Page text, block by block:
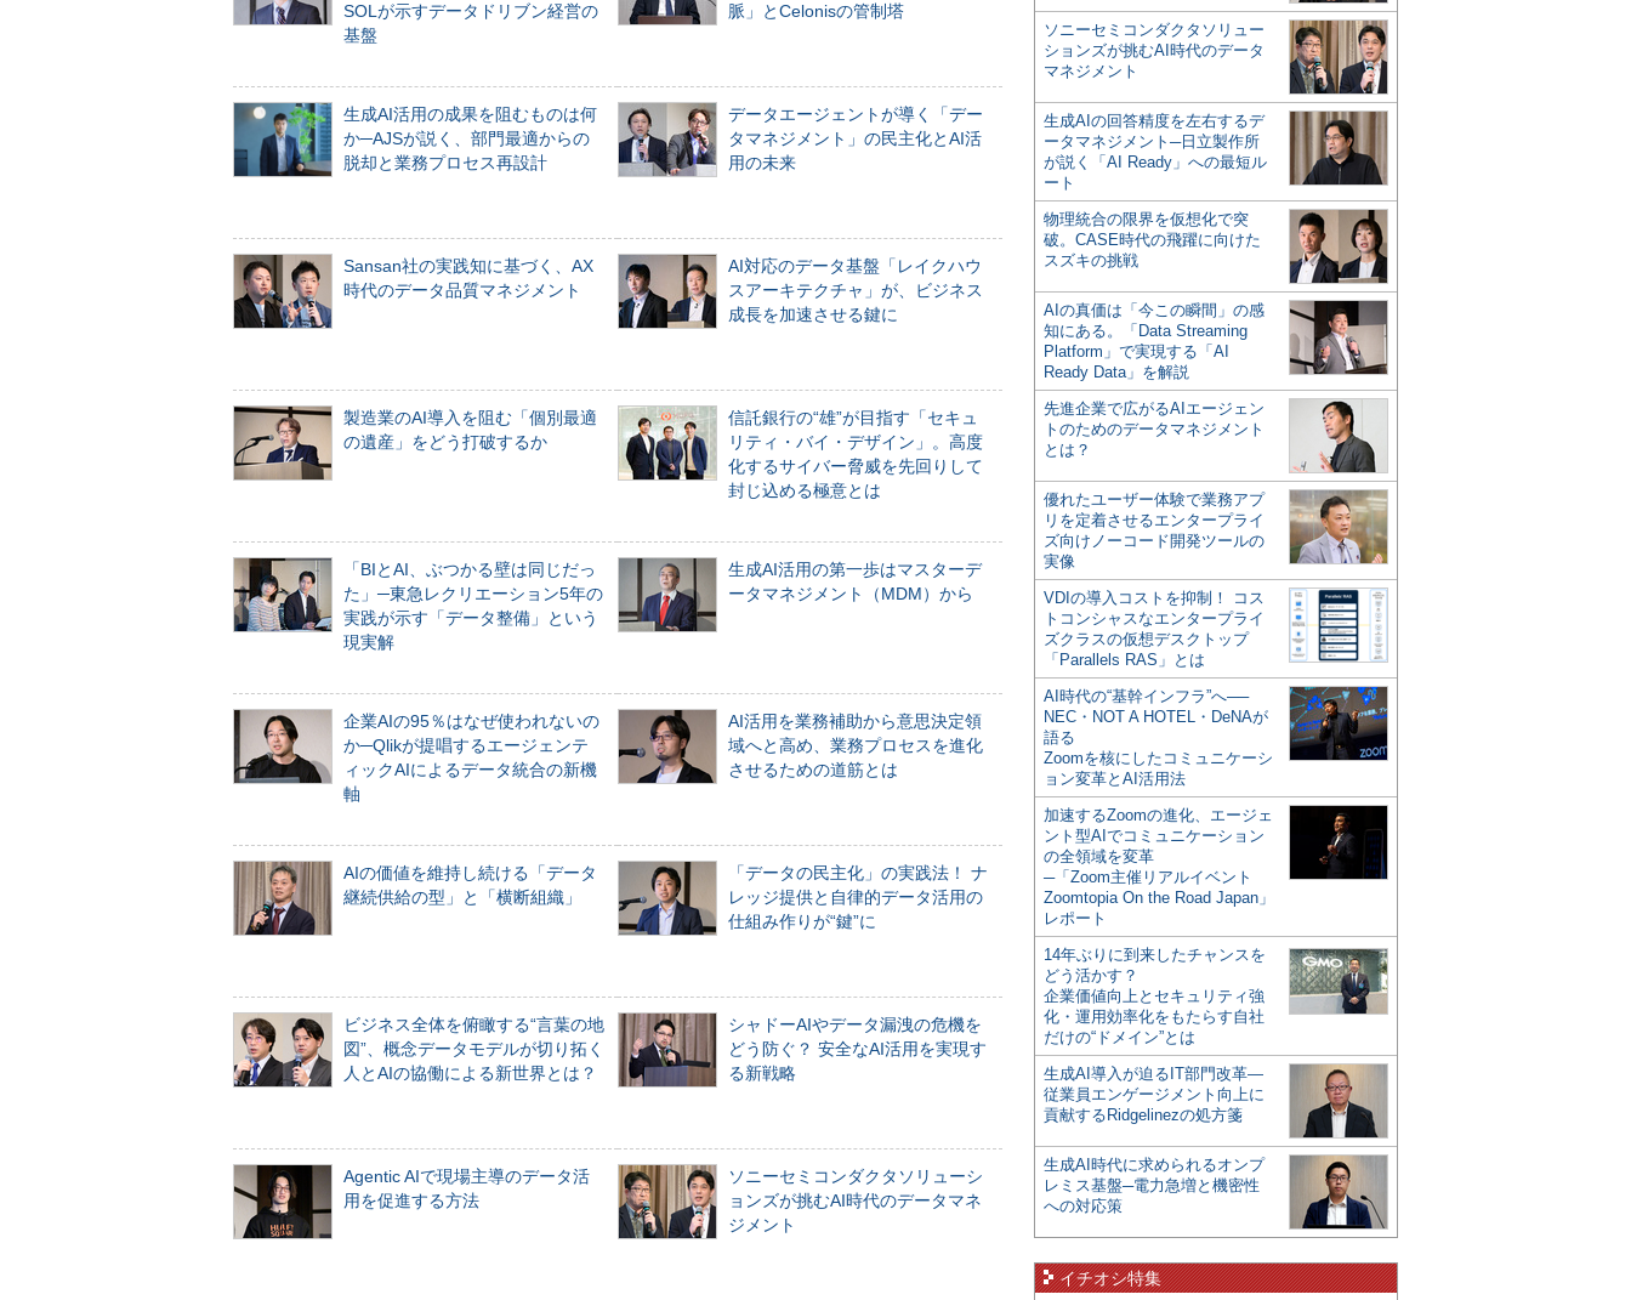
SOLが示すデータドリブン経営の
基盤
脈」とCelonisの管制塔
生成AI活用の成果を阻むものは何
か─AJSが説く、部門最適からの
脱却と業務プロセス再設計
データエージェントが導く「デー
タマネジメント」の民主化とAI活
用の未来
Sansan社の実践知に基づく、AX
時代のデータ品質マネジメント
AI対応のデータ基盤「レイクハウ
スアーキテクチャ」が、ビジネス
成長を加速させる鍵に
製造業のAI導入を阻む「個別最適
の遺産」をどう打破するか
信託銀行の“雄”が目指す「セキュ
リティ・バイ・デザイン」。高度
化するサイバー脅威を先回りして
封じ込める極意とは
「BIとAI、ぶつかる壁は同じだっ
た」─東急レクリエーション5年の
実践が示す「データ整備」という
現実解
生成AI活用の第一歩はマスターデ
ータマネジメント（MDM）から
企業AIの95％はなぜ使われないの
か─Qlikが提唱するエージェンテ
ィックAIによるデータ統合の新機
軸
AI活用を業務補助から意思決定領
域へと高め、業務プロセスを進化
させるための道筋とは
AIの価値を維持し続ける「データ
継続供給の型」と「横断組織」
「データの民主化」の実践法！ ナ
レッジ提供と自律的データ活用の
仕組み作りが“鍵”に
ビジネス全体を俯瞰する“言葉の地
図”、概念データモデルが切り拓く
人とAIの協働による新世界とは？
シャドーAIやデータ漏洩の危機を
どう防ぐ？ 安全なAI活用を実現す
る新戦略
Agentic AIで現場主導のデータ活
用を促進する方法
ソニーセミコンダクタソリューシ
ョンズが挑むAI時代のデータマネ
ジメント
ソニーセミコンダクタソリュー
ションズが挑むAI時代のデータ
マネジメント
生成AIの回答精度を左右するデ
ータマネジメント─日立製作所
が説く「AI Ready」への最短ル
ート
物理統合の限界を仮想化で突
破。CASE時代の飛躍に向けた
スズキの挑戦
AIの真価は「今この瞬間」の感
知にある。「Data Streaming
Platform」で実現する「AI
Ready Data」を解説
先進企業で広がるAIエージェン
トのためのデータマネジメント
とは？
優れたユーザー体験で業務アプ
リを定着させるエンタープライ
ズ向けノーコード開発ツールの
実像
VDIの導入コストを抑制！ コス
トコンシャスなエンタープライ
ズクラスの仮想デスクトップ
「Parallels RAS」とは
AI時代の“基幹インフラ”へ──
NEC・NOT A HOTEL・DeNAが
語る
Zoomを核にしたコミュニケーシ
ョン変革とAI活用法
加速するZoomの進化、エージェ
ント型AIでコミュニケーション
の全領域を変革
─「Zoom主催リアルイベント
Zoomtopia On the Road Japan」
レポート
14年ぶりに到来したチャンスを
どう活かす？
企業価値向上とセキュリティ強
化・運用効率化をもたらす自社
だけの“ドメイン”とは
生成AI導入が迫るIT部門改革―
従業員エンゲージメント向上に
貢献するRidgelinezの処方箋
生成AI時代に求められるオンプ
レミス基盤─電力急増と機密性
への対応策
イチオシ特集